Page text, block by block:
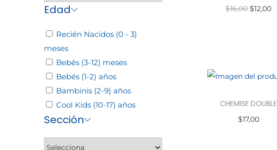
$16,00 $12,00
CHEMISE DOUBLE
$17,00
Edad
Recién Nacidos (0 - 3)
meses
Bebés (3-12) meses
Bebés (1-2) años
Bambinis (2-9) años
Cool Kids (10-17) años
Sección